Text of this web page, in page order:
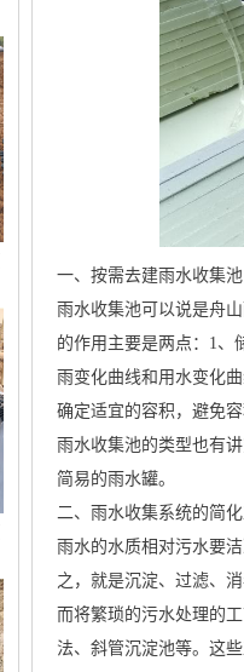
一、按需去建雨水收集池
雨水收集池可以说是舟
的作用主要是两点：1、
雨变化曲线和用水变化
确定适宜的容积，避免容
雨水收集池的类型也有
简易的雨水罐。
二、雨水收集系统的简
雨水的水质相对污水要
之，就是沉淀、过滤、
而将繁琐的污水处理的
法、斜管沉淀池等。这